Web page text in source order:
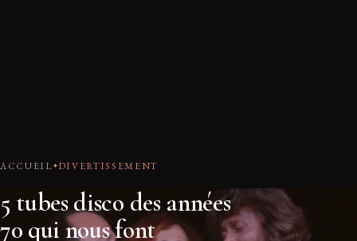
ACCUEIL DIVERTISSEMENT
5 tubes disco des années
70 qui nous font